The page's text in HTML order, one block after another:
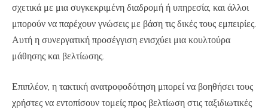
σχετικά με μια συγκεκριμένη διαδρομή ή υπηρεσία, και άλλοι
μπορούν να παρέχουν γνώσεις με βάση τις δικές τους εμπειρίες.
Αυτή η συνεργατική προσέγγιση ενισχύει μια κουλτούρα
μάθησης και βελτίωσης.
Επιπλέον, η τακτική ανατροφοδότηση μπορεί να βοηθήσει τους
χρήστες να εντοπίσουν τομείς προς βελτίωση στις ταξιδιωτικές